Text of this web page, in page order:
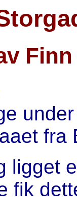
fra
ligget
fik